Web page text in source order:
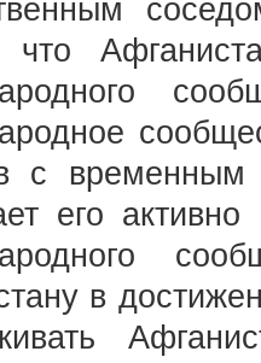
что
с временным
его активно
в